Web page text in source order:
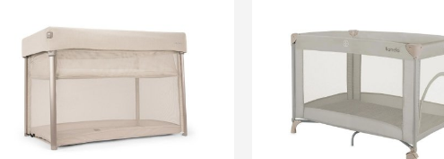
sans se pencher. Ce
de votre bébé grâce à la
l'air pour plus de respirabilité,
des tissus Bugaboo
produits chimiques. Que
à votre famille ou que vous
à l'autre de votre maison,
liberté et confort où que